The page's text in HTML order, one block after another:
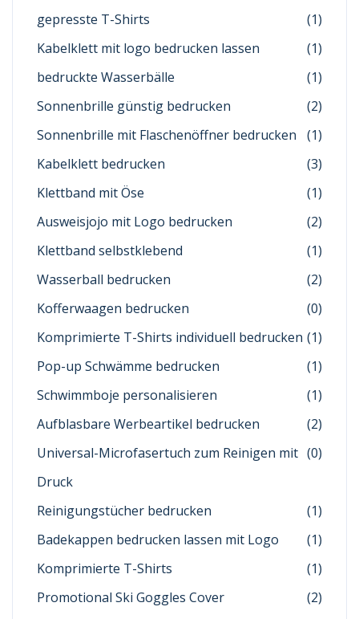
gepresste T-Shirts
(1)
Kabelklett mit logo bedrucken lassen
(1)
bedruckte Wasserbälle
(1)
Sonnenbrille günstig bedrucken
(2)
Sonnenbrille mit Flaschenöffner bedrucken
(1)
Kabelklett bedrucken
(3)
Klettband mit Öse
(1)
Ausweisjojo mit Logo bedrucken
(2)
Klettband selbstklebend
(1)
Wasserball bedrucken
(2)
Kofferwaagen bedrucken
(0)
Komprimierte T-Shirts individuell bedrucken (1)
Pop-up Schwämme bedrucken
(1)
Schwimmboje personalisieren
(1)
Aufblasbare Werbeartikel bedrucken
(2)
Universal-Microfasertuch zum Reinigen mit
Druck
(0)
Reinigungstücher bedrucken
(1)
Badekappen bedrucken lassen mit Logo
(1)
Komprimierte T-Shirts
(1)
Promotional Ski Goggles Cover
(2)